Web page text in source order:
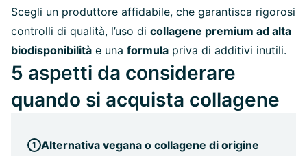
Scegli un produttore affidabile, che garantisca rigorosi
controlli di qualità, l’uso di collagene premium ad alta
biodisponibilità e una formula priva di additivi inutili.
5 aspetti da considerare
quando si acquista collagene
Alternativa vegana o collagene di origine